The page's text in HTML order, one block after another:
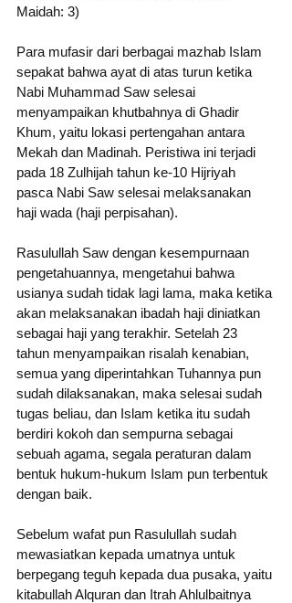
Maidah: 3)
Para mufasir dari berbagai mazhab Islam
sepakat bahwa ayat di atas turun ketika
Nabi Muhammad Saw selesai
menyampaikan khutbahnya di Ghadir
Khum, yaitu lokasi pertengahan antara
Mekah dan Madinah. Peristiwa ini terjadi
pada 18 Zulhijah tahun ke-10 Hijriyah
pasca Nabi Saw selesai melaksanakan
haji wada (haji perpisahan).
Rasulullah Saw dengan kesempurnaan
pengetahuannya, mengetahui bahwa
usianya sudah tidak lagi lama, maka ketika
akan melaksanakan ibadah haji diniatkan
sebagai haji yang terakhir. Setelah 23
tahun menyampaikan risalah kenabian,
semua yang diperintahkan Tuhannya pun
sudah dilaksanakan, maka selesai sudah
tugas beliau, dan Islam ketika itu sudah
berdiri kokoh dan sempurna sebagai
sebuah agama, segala peraturan dalam
bentuk hukum-hukum Islam pun terbentuk
dengan baik.
Sebelum wafat pun Rasulullah sudah
mewasiatkan kepada umatnya untuk
berpegang teguh kepada dua pusaka, yaitu
kitabullah Alquran dan Itrah Ahlulbaitnya